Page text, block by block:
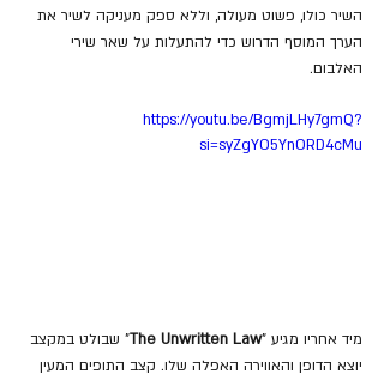
השיר כולו, פשוט מעולה, וללא ספק מעניקה לשיר את
הערך המוסף הדרוש כדי להתעלות על שאר שירי
האלבום.
https://youtu.be/BgmjLHy7gmQ?
si=syZgYO5YnORD4cMu
מיד אחריו מגיע "The Unwritten Law" שבולט במקצב
יוצא הדופן והאווירה האפלה שלו. קצב התופים המעין